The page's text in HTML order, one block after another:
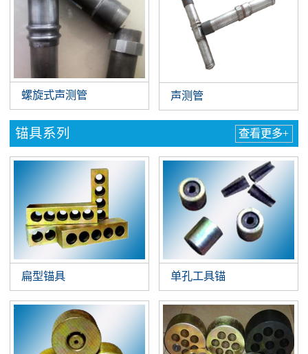
螺旋式声测管 声测管
锚具系列 查看更多+
扁型锚具 单孔工具锚